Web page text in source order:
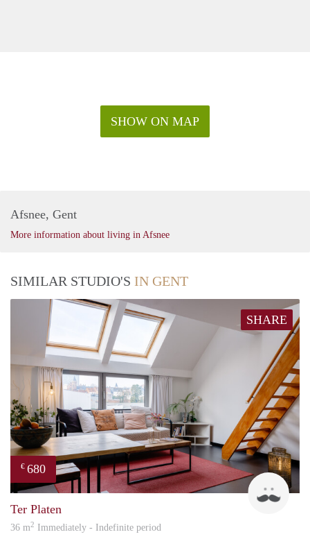
SHOW ON MAP
Afsnee, Gent
More information about living in Afsnee
SIMILAR STUDIO'S IN GENT
SHARE
€ 680
ed
Ter Platen
36 m2 Immediately - Indefinite period